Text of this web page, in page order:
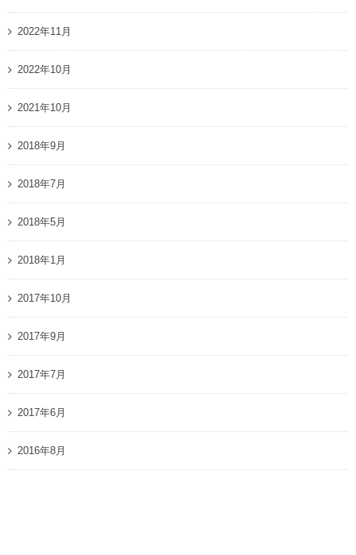
2022年11月
2022年10月
2021年10月
2018年9月
2018年7月
2018年5月
2018年1月
2017年10月
2017年9月
2017年7月
2017年6月
2016年8月